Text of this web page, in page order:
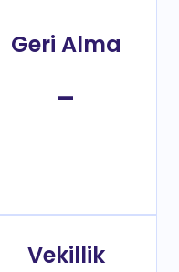
Geri Alma
-
Vekillik